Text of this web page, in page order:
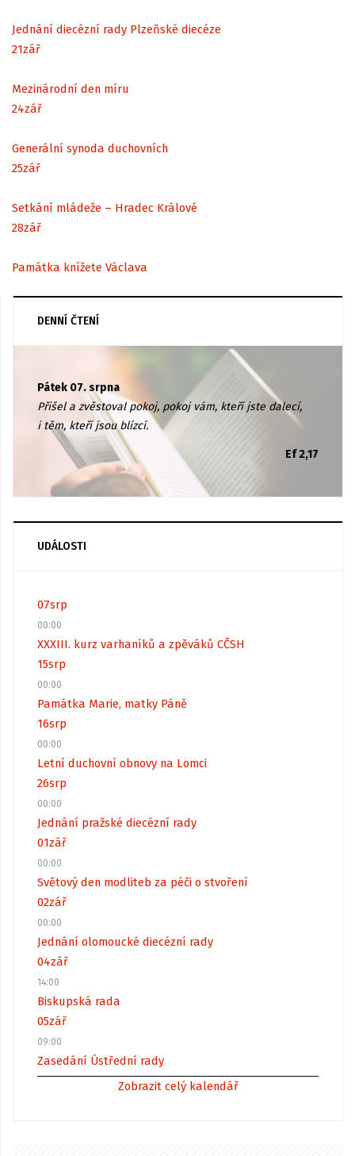
Jednání diecézní rady Plzeňské diecéze
21zář
Mezinárodní den míru
24zář
Generální synoda duchovních
25zář
Setkání mládeže – Hradec Králové
28zář
Památka knížete Václava
DENNÍ ČTENÍ
Pátek 07. srpna
Přišel a zvěstoval pokoj, pokoj vám, kteří jste dalecí,
i těm, kteří jsou blízcí.
Ef 2,17
UDÁLOSTI
07srp
00:00
XXXIII. kurz varhaníků a zpěváků CČSH
15srp
00:00
Památka Marie, matky Páně
16srp
00:00
Letní duchovní obnovy na Lomci
26srp
00:00
Jednání pražské diecézní rady
01zář
00:00
Světový den modliteb za péči o stvoření
02zář
00:00
Jednání olomoucké diecézní rady
04zář
14:00
Biskupská rada
05zář
09:00
Zasedání Ústřední rady
Zobrazit celý kalendář